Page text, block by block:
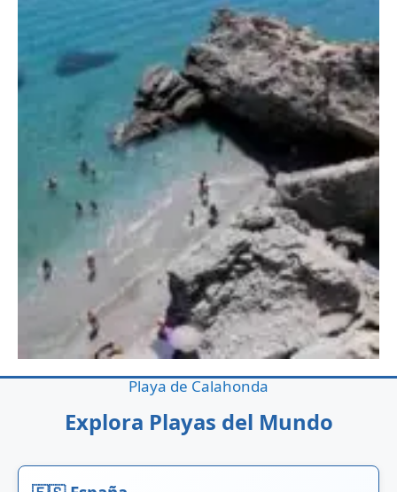
Playa de la Rijana
Playa de Calahonda
Explora Playas del Mundo